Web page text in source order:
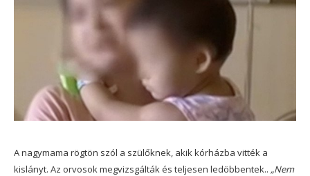
A nagymama rögtön szól a szülőknek, akik kórházba vitték a
kislányt. Az orvosok megvizsgálták és teljesen ledöbbentek.. „Nem